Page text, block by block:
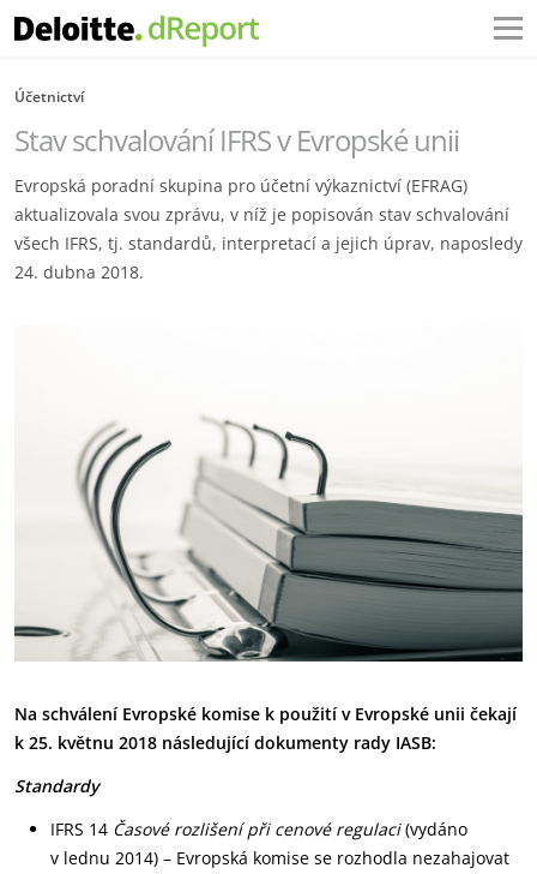
Účetnictví
Stav schvalování IFRS v Evropské unii
Evropská poradní skupina pro účetní výkaznictví (EFRAG)
aktualizovala svou zprávu, v níž je popisován stav schvalování
všech IFRS, tj. standardů, interpretací a jejich úprav, naposledy
24. dubna 2018.
Na schválení Evropské komise k použití v Evropské unii čekají
k 25. květnu 2018 následující dokumenty rady IASB:
Standardy
IFRS 14 Časové rozlišení při cenové regulaci(vydáno
v lednu 2014) – Evropská komise se rozhodla nezahajovat